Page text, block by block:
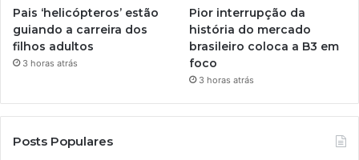
Pais ‘helicópteros’ estão
guiando a carreira dos
filhos adultos
3 horas atrás
Pior interrupção da
história do mercado
brasileiro coloca a B3 em
foco
3 horas atrás
Posts Populares